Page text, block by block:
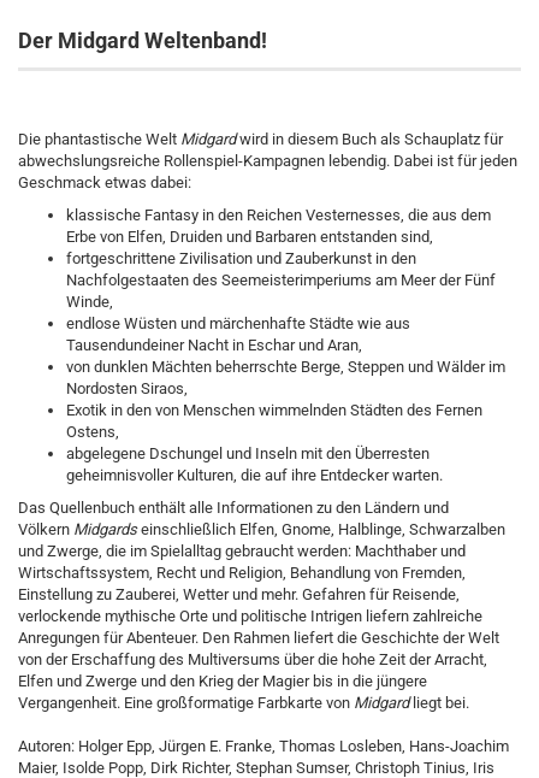
Der Midgard Weltenband!
Die phantastische Welt Midgardwird in diesem Buch als Schauplatz für
abwechslungsreiche Rollenspiel-Kampagnen lebendig. Dabei ist für jeden
Geschmack etwas dabei:
klassische Fantasy in den Reichen Vesternesses, die aus dem
Erbe von Elfen, Druiden und Barbaren entstanden sind,
fortgeschrittene Zivilisation und Zauberkunst in den
Nachfolgestaaten des Seemeisterimperiums am Meer der Fünf
Winde,
endlose Wüsten und märchenhafte Städte wie aus
Tausendundeiner Nacht in Eschar und Aran,
von dunklen Mächten beherrschte Berge, Steppen und Wälder im
Nordosten Siraos,
Exotik in den von Menschen wimmelnden Städten des Fernen
Ostens,
abgelegene Dschungel und Inseln mit den Überresten
geheimnisvoller Kulturen, die auf ihre Entdecker warten.
Das Quellenbuch enthält alle Informationen zu den Ländern und
Völkern Midgardseinschließlich Elfen, Gnome, Halblinge, Schwarzalben
und Zwerge, die im Spielalltag gebraucht werden: Machthaber und
Wirtschaftssystem, Recht und Religion, Behandlung von Fremden,
Einstellung zu Zauberei, Wetter und mehr. Gefahren für Reisende,
verlockende mythische Orte und politische Intrigen liefern zahlreiche
Anregungen für Abenteuer. Den Rahmen liefert die Geschichte der Welt
von der Erschaffung des Multiversums über die hohe Zeit der Arracht,
Elfen und Zwerge und den Krieg der Magier bis in die jüngere
Vergangenheit. Eine großformatige Farbkarte von Midgardliegt bei.
Autoren: Holger Epp, Jürgen E. Franke, Thomas Losleben, Hans-Joachim
Maier, Isolde Popp, Dirk Richter, Stephan Sumser, Christoph Tinius, Iris